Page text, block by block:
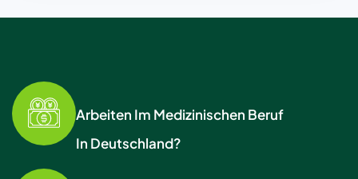
Arbeiten Im Medizinischen Beruf
In Deutschland?